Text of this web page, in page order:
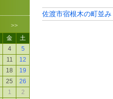
>>
金
土
4
5
11
12
18
19
25
26
1
2
佐渡市宿根木の町並み